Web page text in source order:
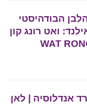
הבודהיסטי
ואט רונג קון
WAT
אנדלוסיה | לאן